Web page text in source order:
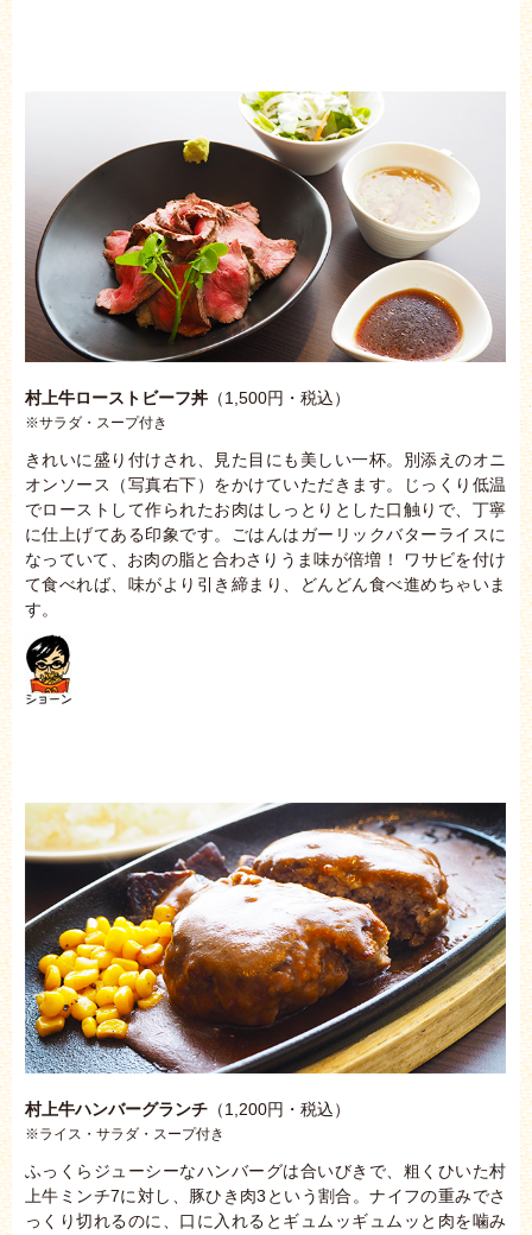
村上牛ローストビーフ丼 （1,500円・税込）
※サラダ・スープ付き
きれいに盛り付けされ、見た目にも美しい一杯。別添えのオニ
オンソース（写真右下）をかけていただきます。じっくり低温
でローストして作られたお肉はしっとりとした口触りで、丁寧
に仕上げてある印象です。ごはんはガーリックバターライスに
なっていて、お肉の脂と合わさりうま味が倍増！ ワサビを付け
て食べれば、味がより引き締まり、どんどん食べ進めちゃいま
す。
村上牛ハンバーグランチ （1,200円・税込）
※ライス・サラダ・スープ付き
ふっくらジューシーなハンバーグは合いびきで、粗くひいた村
上牛ミンチ7に対し、豚ひき肉3という割合。ナイフの重みでさ
っくり切れるのに、口に入れるとギュムッギュムッと肉を噛み